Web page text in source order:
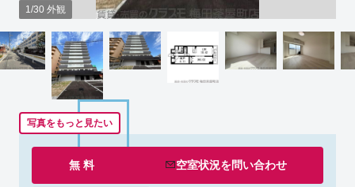
1/30 外観
写真をもっと見たい
無 料 空室状況を問い合わせ